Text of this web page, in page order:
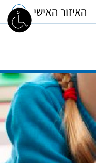
האיזור האישי